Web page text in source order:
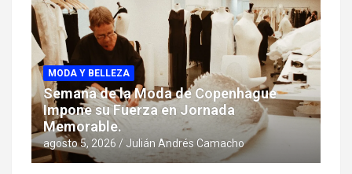
MODA Y BELLEZA
Semana de la Moda de Copenhague
Impone su Fuerza en Jornada
Memorable.
agosto 5, 2026 Julián Andrés Camacho